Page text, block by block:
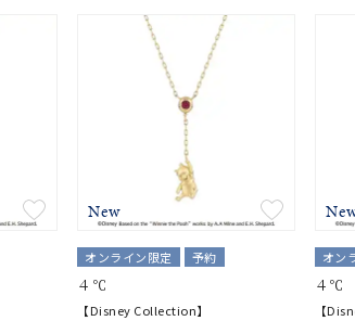
プラチナ
ピンクカラ
2月の誕生石
7月の誕生石
8月の誕生石
New
オンライン限定 予約
４℃
【Disney Collection】
オン
４℃
【